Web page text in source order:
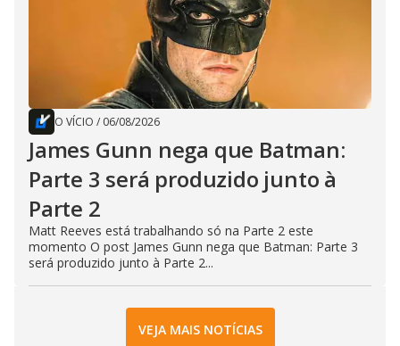
O VÍCIO / 06/08/2026
James Gunn nega que Batman:
Parte 3 será produzido junto à
Parte 2
Matt Reeves está trabalhando só na Parte 2 este
momento O post James Gunn nega que Batman: Parte 3
será produzido junto à Parte 2...
VEJA MAIS NOTÍCIAS